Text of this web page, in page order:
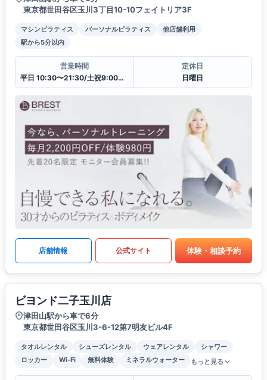
東京都世田谷区玉川3丁目10-10フェイトリア3F
マシンピラティス パーソナルピラティス
他店舗利用
駅から5分以内
営業時間
平日 10:30〜21:30/土祝9:00〜20:00
定休日
日曜日
店舗情報 公式サイト 体験・相談予約
ビヨンド二子玉川店
津田山駅から車で6分
東京都世田谷区玉川3-6-12第7明友ビル4F
タオルレンタル シューズレンタル ウェアレンタル
シャワー
ロッカー
Wi-Fi 無料体験 ミネラルウォーター もっと見る